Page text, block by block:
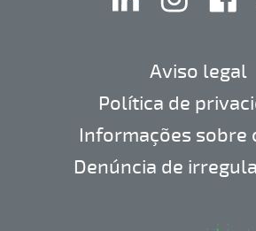
Aviso legal
Política de
Informações sobre
Denúncia de